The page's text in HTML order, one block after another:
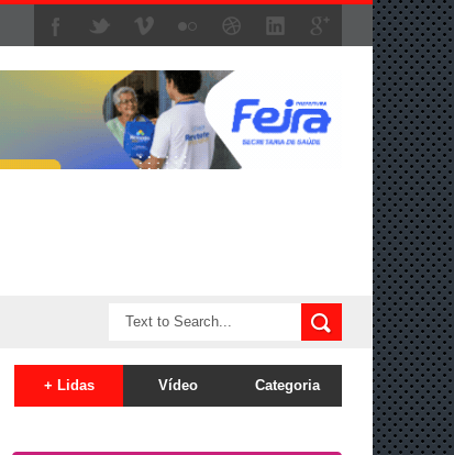
+ Lidas Vídeo Categoria